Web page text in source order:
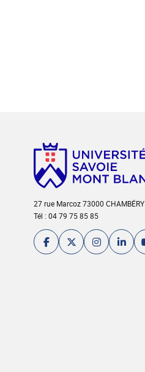
27 rue Marcoz 73000 CHAMBÉRY
Tél : 04 79 75 85 85